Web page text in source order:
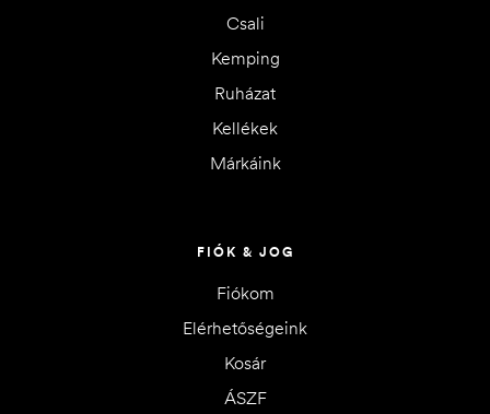
Csali
Kemping
Ruházat
Kellékek
Márkáink
FIÓK & JOG
Fiókom
Elérhetőségeink
Kosár
ÁSZF